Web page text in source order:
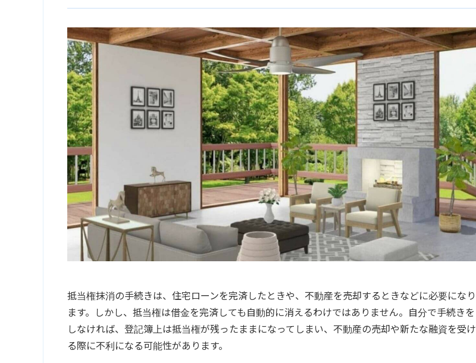
抵当権抹消の手続きは、住宅ローンを完済したときや、不動産を売却するときなどに必要になり
ます。しかし、抵当権は借金を完済しても自動的に消えるわけではありません。自分で手続きを
しなければ、登記簿上は抵当権が残ったままになってしまい、不動産の売却や新たな融資を受け
る際に不利になる可能性があります。